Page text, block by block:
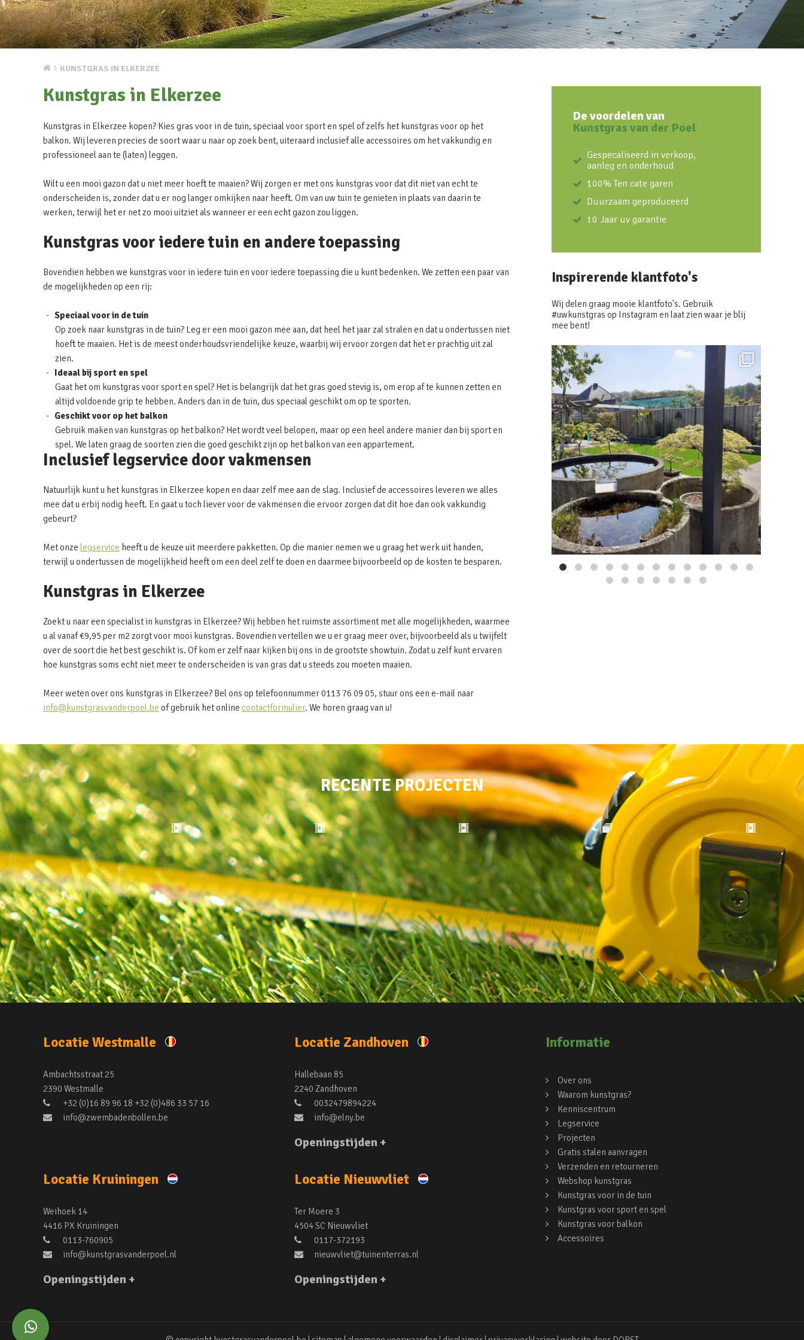
KUNSTGRAS IN ELKERZEE
Kunstgras in Elkerzee
Kunstgras in Elkerzee kopen? Kies gras voor in de tuin, speciaal voor sport en spel of zelfs het kunstgras voor op het
balkon. Wij leveren precies de soort waar u naar op zoek bent, uiteraard inclusief alle accessoires om het vakkundig en
professioneel aan te (laten) leggen.
Wilt u een mooi gazon dat u niet meer hoeft te maaien? Wij zorgen er met ons kunstgras voor dat dit niet van echt te
onderscheiden is, zonder dat u er nog langer omkijken naar heeft. Om van uw tuin te genieten in plaats van daarin te
werken, terwijl het er net zo mooi uitziet als wanneer er een echt gazon zou liggen.
Kunstgras voor iedere tuin en andere toepassing
Bovendien hebben we kunstgras voor in iedere tuin en voor iedere toepassing die u kunt bedenken. We zetten een paar van
de mogelijkheden op een rij:
Speciaal voor in de tuin
Op zoek naar kunstgras in de tuin? Leg er een mooi gazon mee aan, dat heel het jaar zal stralen en dat u ondertussen niet
hoeft te maaien. Het is de meest onderhoudsvriendelijke keuze, waarbij wij ervoor zorgen dat het er prachtig uit zal
zien.
Ideaal bij sport en spel
Gaat het om kunstgras voor sport en spel? Het is belangrijk dat het gras goed stevig is, om erop af te kunnen zetten en
altijd voldoende grip te hebben. Anders dan in de tuin, dus speciaal geschikt om op te sporten.
Geschikt voor op het balkon
Gebruik maken van kunstgras op het balkon? Het wordt veel belopen, maar op een heel andere manier dan bij sport en
spel. We laten graag de soorten zien die goed geschikt zijn op het balkon van een appartement.
Inclusief legservice door vakmensen
Natuurlijk kunt u het kunstgras in Elkerzee kopen en daar zelf mee aan de slag. Inclusief de accessoires leveren we alles
mee dat u erbij nodig heeft. En gaat u toch liever voor de vakmensen die ervoor zorgen dat dit hoe dan ook vakkundig
gebeurt?
Met onze legservice heeft u de keuze uit meerdere pakketten. Op die manier nemen we u graag het werk uit handen,
terwijl u ondertussen de mogelijkheid heeft om een deel zelf te doen en daarmee bijvoorbeeld op de kosten te besparen.
Kunstgras in Elkerzee
Zoekt u naar een specialist in kunstgras in Elkerzee? Wij hebben het ruimste assortiment met alle mogelijkheden, waarmee
u al vanaf €9,95 per m2 zorgt voor mooi kunstgras. Bovendien vertellen we u er graag meer over, bijvoorbeeld als u twijfelt
over de soort die het best geschikt is. Of kom er zelf naar kijken bij ons in de grootste showtuin. Zodat u zelf kunt ervaren
hoe kunstgras soms echt niet meer te onderscheiden is van gras dat u steeds zou moeten maaien.
Meer weten over ons kunstgras in Elkerzee? Bel ons op telefoonnummer 0113 76 09 05, stuur ons een e-mail naar
info@kunstgrasvanderpoel.be of gebruik het online contactformulier. We horen graag van u!
De voordelen van
Kunstgras van der Poel
Gespecaliseerd in verkoop,
aanleg en onderhoud
100% Ten cate garen
Duurzaam geproduceerd
10 Jaar uv garantie
Inspirerende klantfoto's
Wij delen graag mooie klantfoto's. Gebruik
#uwkunstgras op Instagram en laat zien waar je blij
mee bent!
Mei 3
RECENTE PROJECTEN
Locatie Westmalle
Ambachtsstraat 25
2390 Westmalle
+32 (0)16 89 96 18 +32 (0)486 33 57 16
info@zwembadenbollen.be
Locatie Zandhoven
Hallebaan 85
2240 Zandhoven
0032479894224
info@elny.be
Openingstijden +
Locatie Kruiningen
Weihoek 14
4416 PX Kruiningen
0113-760905
info@kunstgrasvanderpoel.nl
Openingstijden +
Locatie Nieuwvliet
Ter Moere 3
4504 SC Nieuwvliet
0117-372193
nieuwvliet@tuinenterras.nl
Openingstijden +
Informatie
Over ons
Waarom kunstgras?
Kenniscentrum
Legservice
Projecten
Gratis stalen aanvragen
Verzenden en retourneren
Webshop kunstgras
Kunstgras voor in de tuin
Kunstgras voor sport en spel
Kunstgras voor balkon
Accessoires